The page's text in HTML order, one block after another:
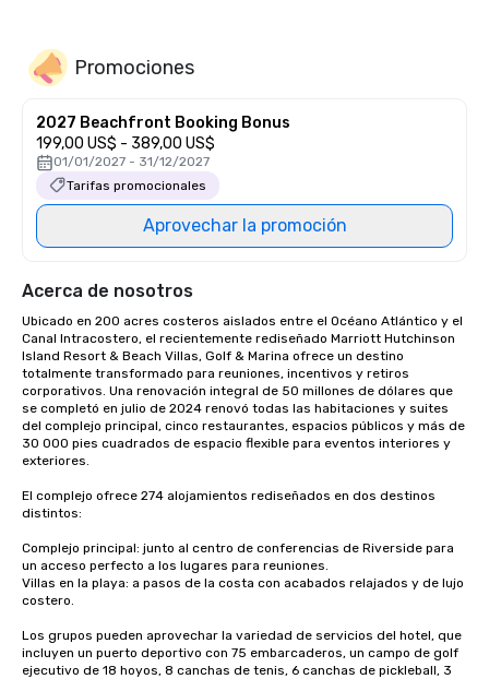
Promociones
2027 Beachfront Booking Bonus
199,00 US$ - 389,00 US$
01/01/2027 - 31/12/2027
Tarifas promocionales
Aprovechar la promoción
Acerca de nosotros
Ubicado en 200 acres costeros aislados entre el Océano Atlántico y el
Canal Intracostero, el recientemente rediseñado Marriott Hutchinson
Island Resort & Beach Villas, Golf & Marina ofrece un destino
totalmente transformado para reuniones, incentivos y retiros
corporativos. Una renovación integral de 50 millones de dólares que
se completó en julio de 2024 renovó todas las habitaciones y suites
del complejo principal, cinco restaurantes, espacios públicos y más de
30 000 pies cuadrados de espacio flexible para eventos interiores y
exteriores.
El complejo ofrece 274 alojamientos rediseñados en dos destinos
distintos:
Complejo principal: junto al centro de conferencias de Riverside para
un acceso perfecto a los lugares para reuniones.
Villas en la playa: a pasos de la costa con acabados relajados y de lujo
costero.
Los grupos pueden aprovechar la variedad de servicios del hotel, que
incluyen un puerto deportivo con 75 embarcaderos, un campo de golf
ejecutivo de 18 hoyos, 8 canchas de tenis, 6 canchas de pickleball, 3